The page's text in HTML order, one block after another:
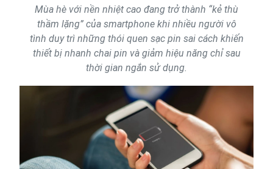
Mùa hè với nền nhiệt cao đang trở thành “kẻ thù
thầm lặng” của smartphone khi nhiều người vô
tình duy trì những thói quen sạc pin sai cách khiến
thiết bị nhanh chai pin và giảm hiệu năng chỉ sau
thời gian ngắn sử dụng.